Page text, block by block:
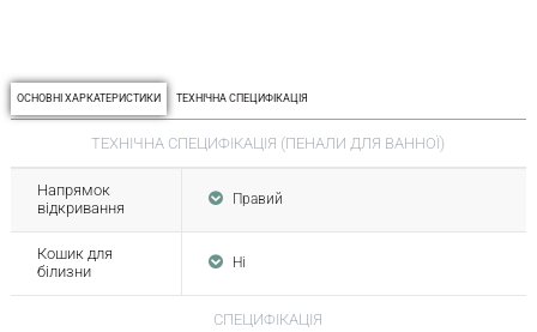
ОСНОВНІ ХАРКАТЕРИСТИКИ ТЕХНІЧНА СПЕЦИФІКАЦІЯ
ТЕХНІЧНА СПЕЦИФІКАЦІЯ (ПЕНАЛИ ДЛЯ ВАННОЇ)
Напрямок
відкривання
Правий
Кошик для
білизни
Ні
СПЕЦИФІКАЦІЯ